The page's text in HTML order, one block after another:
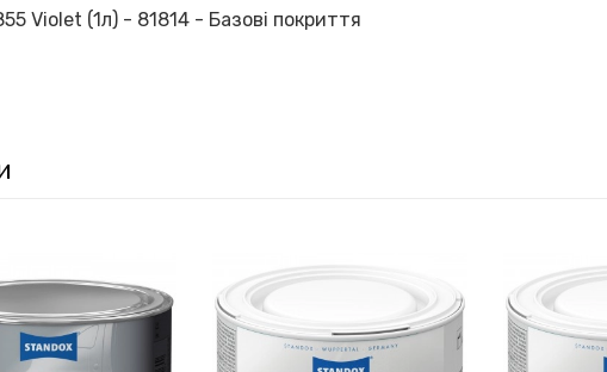
Violet (1л) - 81814 - Базові покриття